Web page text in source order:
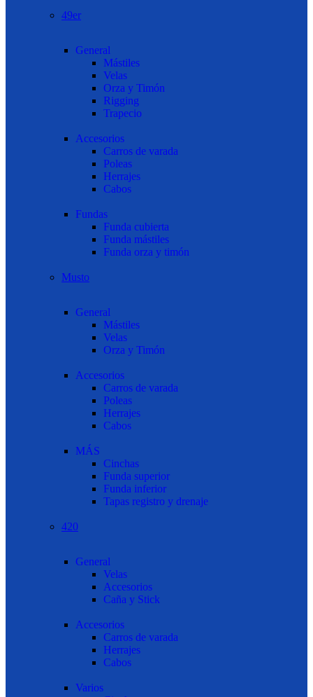
49er
General
Mástiles
Velas
Orza y Timón
Rigging
Trapecio
Accesorios
Carros de varada
Poleas
Herrajes
Cabos
Fundas
Funda cubierta
Funda mástiles
Funda orza y timón
Musto
General
Mástiles
Velas
Orza y Timón
Accesorios
Carros de varada
Poleas
Herrajes
Cabos
MÁS
Cinchas
Funda superior
Funda inferior
Tapas registro y drenaje
420
General
Velas
Accesorios
Caña y Stick
Accesorios
Carros de varada
Herrajes
Cabos
Varios